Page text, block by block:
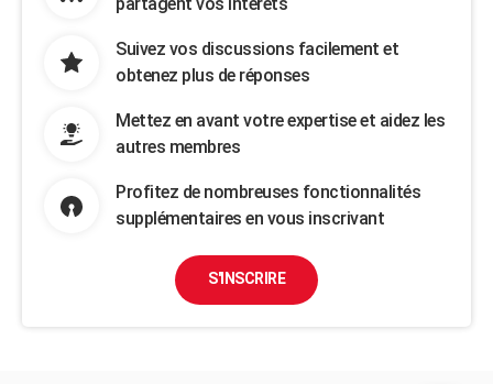
Suivez vos discussions facilement et
obtenez plus de réponses
Mettez en avant votre expertise et aidez les
autres membres
Profitez de nombreuses fonctionnalités
supplémentaires en vous inscrivant
S'INSCRIRE